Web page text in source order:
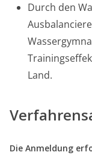
Durch den
Land.
Die Anmeldung